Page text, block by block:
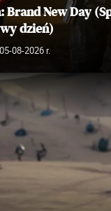
Brand New Day
dzień)
08-2026 r.